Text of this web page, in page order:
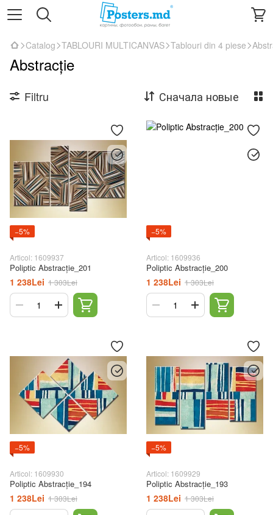
Catalog TABLOURI MULTICANVAS Tablouri din 4 piese
Abstracție
Filtru Сначала новые
−5%
Articol: 1609937
Poliptic Abstracție_201
1 238Lei 1 303Lei
−5%
Articol: 1609936
Poliptic Abstracție_200
1 238Lei 1 303Lei
−5%
Articol: 1609930
Poliptic Abstracție_194
1 238Lei 1 303Lei
−5%
Articol: 1609929
Poliptic Abstracție_193
1 238Lei 1 303Lei